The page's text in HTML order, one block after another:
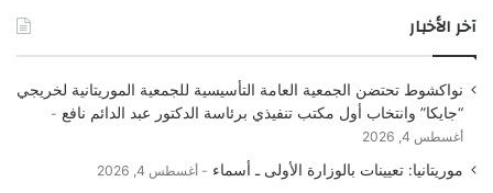
آخر الأخبار
نواكشوط تحتضن الجمعية العامة التأسيسية للجمعية الموريتانية لخريجي
“جايكا” وانتخاب أول مكتب تنفيذي برئاسة الدكتور عبد الدائم نافع
أغسطس 4, 2026
موريتانيا: تعيينات بالوزارة الأولى ـ أسماء أغسطس 4, 2026